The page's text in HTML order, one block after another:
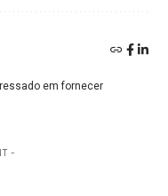
em fornecer
-